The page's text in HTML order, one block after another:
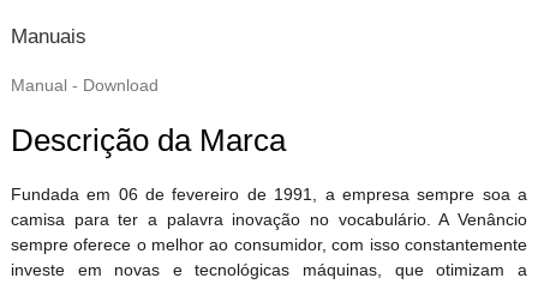
Manuais
Manual - Download
Descrição da Marca
Fundada em 06 de fevereiro de 1991, a empresa sempre soa a
camisa para ter a palavra inovação no vocabulário. A Venâncio
sempre oferece o melhor ao consumidor, com isso constantemente
investe em novas e tecnológicas máquinas, que otimizam a